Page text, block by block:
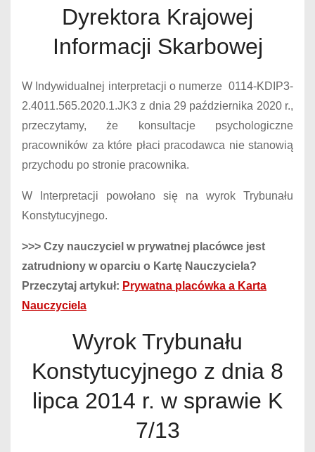
Dyrektora Krajowej
Informacji Skarbowej
W Indywidualnej interpretacji o numerze 0114-KDIP3-
2.4011.565.2020.1.JK3 z dnia 29 października 2020 r.,
przeczytamy, że konsultacje psychologiczne
pracowników za które płaci pracodawca nie stanowią
przychodu po stronie pracownika.
W Interpretacji powołano się na wyrok Trybunału
Konstytucyjnego.
>>> Czy nauczyciel w prywatnej placówce jest
zatrudniony w oparciu o Kartę Nauczyciela?
Przeczytaj artykuł: Prywatna placówka a Karta
Nauczyciela
Wyrok Trybunału
Konstytucyjnego z dnia 8
lipca 2014 r. w sprawie K
7/13